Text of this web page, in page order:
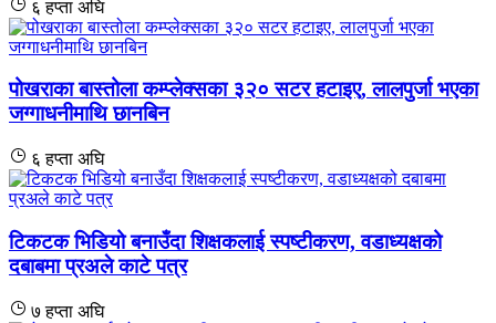
६ हप्ता अघि
पोखराका बास्तोला कम्प्लेक्सका ३२० सटर हटाइए, लालपुर्जा भएका
जग्गाधनीमाथि छानबिन
६ हप्ता अघि
टिकटक भिडियो बनाउँदा शिक्षकलाई स्पष्टीकरण, वडाध्यक्षको
दबाबमा प्रअले काटे पत्र
७ हप्ता अघि